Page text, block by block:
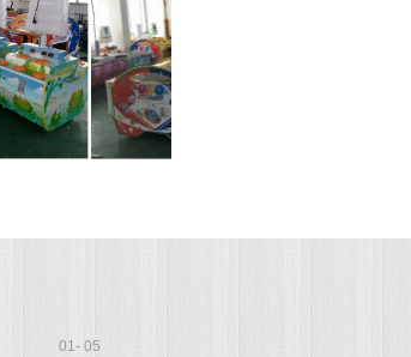
01- 05